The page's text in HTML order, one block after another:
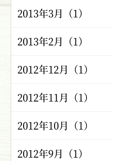
2013年3月（1）
2013年2月（1）
2012年12月（1）
2012年11月（1）
2012年10月（1）
2012年9月（1）